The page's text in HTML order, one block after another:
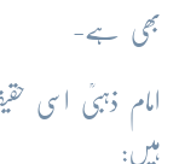
بھی ہے-
امام ذہبیؒ اسی
ہیں: